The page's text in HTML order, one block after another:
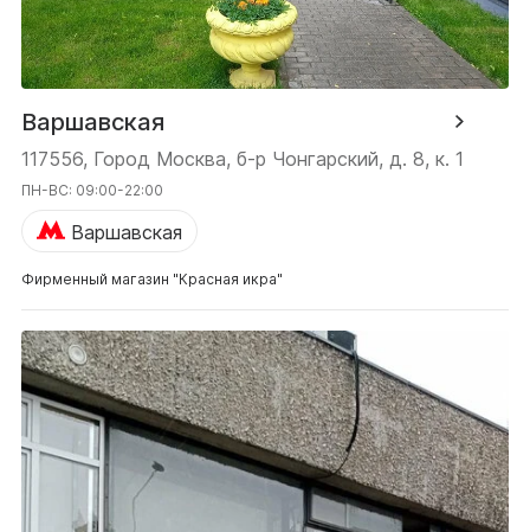
Варшавская
117556, Город Москва, б-р Чонгарский, д. 8, к. 1
ПН-ВС: 09:00-22:00
Варшавская
Фирменный магазин "Красная икра"